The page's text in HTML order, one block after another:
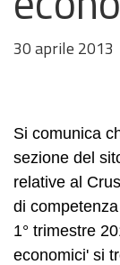
30 aprile 2013
Si comunica
sezione del
relative al
di
1° trimestre
economici' si